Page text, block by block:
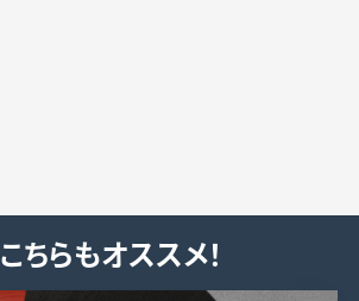
こちらもオススメ！